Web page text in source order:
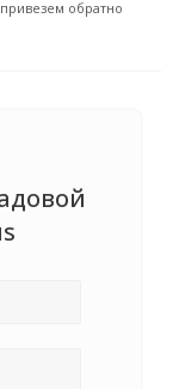
обратно